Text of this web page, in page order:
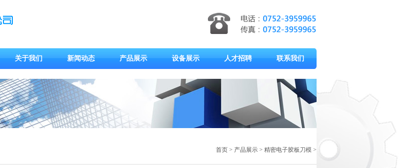
关于我们 新闻动态 产品展示 设备展示 人才招聘 联系我们
首页 > 产品展示 > 精密电子胶板刀模 >